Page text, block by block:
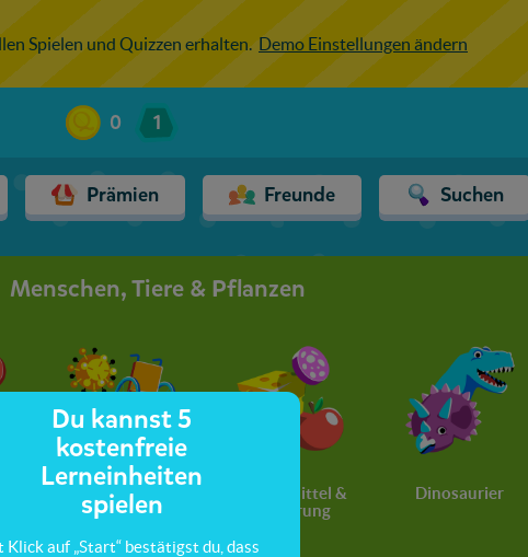
Spielen und Quizzen erhalten. Demo Einstellungen ändern
0 1
Prämien Freunde Suchen
Menschen, Tiere & Pflanzen
Gesundheit
Lebensmittel &
Ernährung
Dinosaurier
Du kannst 5
kostenfreie
Lerneinheiten
spielen
Klick auf „Start“ bestätigst du, dass